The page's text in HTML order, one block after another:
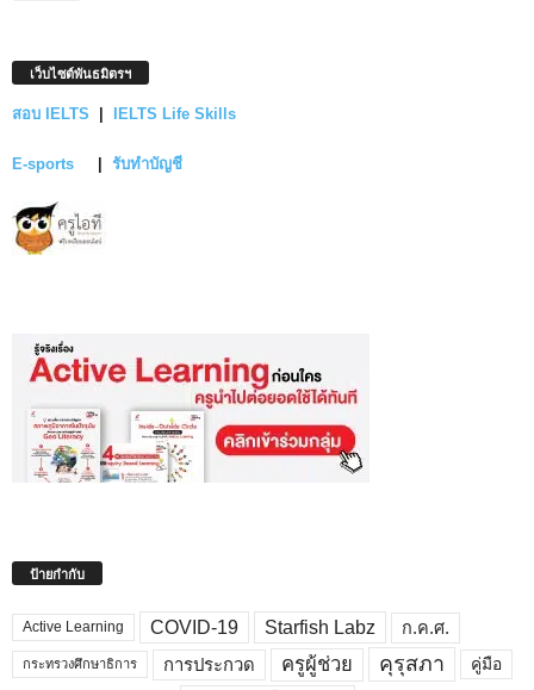
เว็บไซต์พันธมิตรฯ
สอบ IELTS IELTS Life Skills
E-sports รับทำบัญชี
ป้ายกำกับ
Active Learning COVID-19 Starfish Labz ก.ค.ศ.
กระทรวงศึกษาธิการ การประกวด ครูผู้ช่วย คุรุสภา คู่มือ